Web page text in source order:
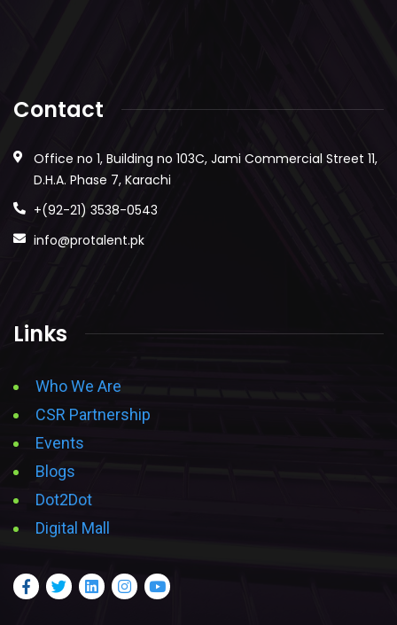
Contact
Office no 1, Building no 103C, Jami Commercial Street 11,
D.H.A. Phase 7, Karachi
+(92-21) 3538-0543
info@protalent.pk
Links
Who We Are
CSR Partnership
Events
Blogs
Dot2Dot
Digital Mall